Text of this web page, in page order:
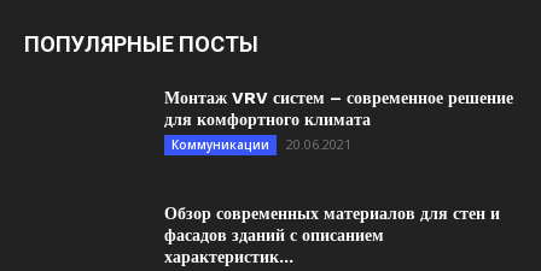
ПОПУЛЯРНЫЕ ПОСТЫ
Монтаж VRV систем – современное решение
для комфортного климата
Коммуникации 20.06.2021
Обзор современных материалов для стен и
фасадов зданий с описанием
характеристик...